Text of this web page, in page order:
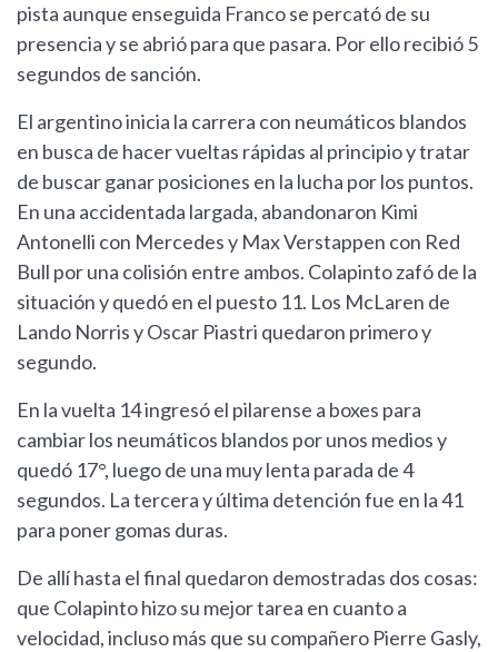
pista aunque enseguida Franco se percató de su
presencia y se abrió para que pasara. Por ello recibió 5
segundos de sanción.
El argentino inicia la carrera con neumáticos blandos
en busca de hacer vueltas rápidas al principio y tratar
de buscar ganar posiciones en la lucha por los puntos.
En una accidentada largada, abandonaron Kimi
Antonelli con Mercedes y Max Verstappen con Red
Bull por una colisión entre ambos. Colapinto zafó de la
situación y quedó en el puesto 11. Los McLaren de
Lando Norris y Oscar Piastri quedaron primero y
segundo.
En la vuelta 14 ingresó el pilarense a boxes para
cambiar los neumáticos blandos por unos medios y
quedó 17°, luego de una muy lenta parada de 4
segundos. La tercera y última detención fue en la 41
para poner gomas duras.
De allí hasta el final quedaron demostradas dos cosas:
que Colapinto hizo su mejor tarea en cuanto a
velocidad, incluso más que su compañero Pierre Gasly,